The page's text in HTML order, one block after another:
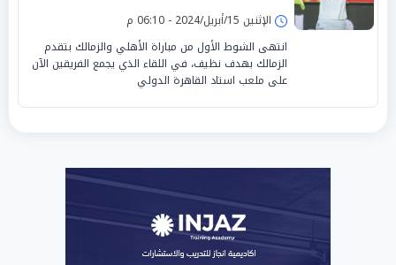
الإثنين 15/أبريل/2024 - 06:10 م
انتهى الشوط الأول من مباراة الأهلي والزمالك بتقدم
الزمالك بهدف نظيف، في اللقاء الذي يجمع الفريقين الآن
على ملعب استاد القاهرة الدولي